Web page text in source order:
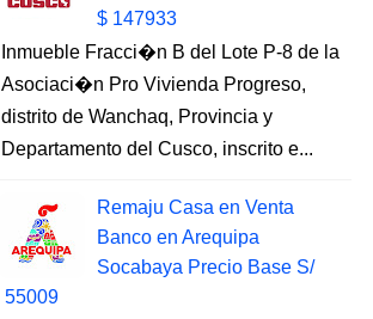
$ 147933
Inmueble Fracci�n B del Lote P-8 de la
Asociaci�n Pro Vivienda Progreso,
distrito de Wanchaq, Provincia y
Departamento del Cusco, inscrito e...
Remaju Casa en Venta
Banco en Arequipa
Socabaya Precio Base S/
55009